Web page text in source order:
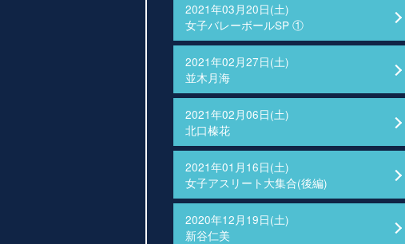
2021年03月20日(土)
女子バレーボールSP ①
2021年02月27日(土)
並木月海
2021年02月06日(土)
北口榛花
2021年01月16日(土)
女子アスリート大集合(後編)
2020年12月19日(土)
新谷仁美